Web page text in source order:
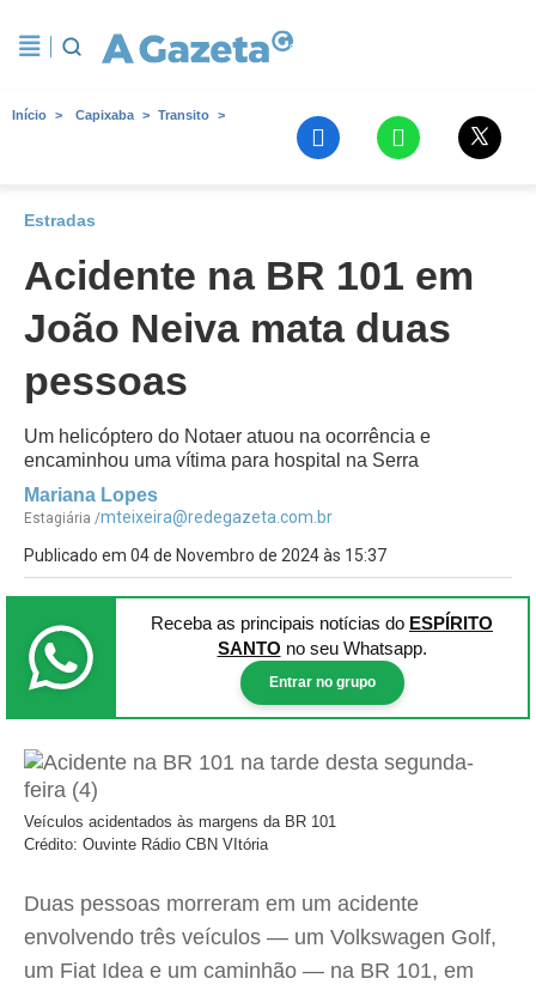
Início Capixaba Transito
Estradas
Acidente na BR 101 em
João Neiva mata duas
pessoas
Um helicóptero do Notaer atuou na ocorrência e
encaminhou uma vítima para hospital na Serra
Mariana Lopes
Estagiária /mteixeira@redegazeta.com.br
Publicado em 04 de Novembro de 2024 às 15:37
Receba as principais notícias do ESPÍRITO
SANTO no seu Whatsapp.
Entrar no grupo
Veículos acidentados às margens da BR 101
Crédito: Ouvinte Rádio CBN VItória
Duas pessoas morreram em um acidente
envolvendo três veículos — um Volkswagen Golf,
um Fiat Idea e um caminhão — na BR 101, em